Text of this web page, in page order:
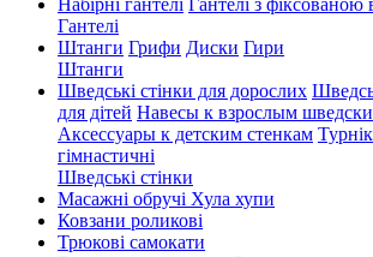
Гантелі
Штанги Грифи Диски Гири
Штанги
Шведські стінки для дорослих
для дітей Навесы к взрослым
Аксессуары к детским стенкам
гімнастичні
Шведські стінки
Масажні обручі Хула хупи
Ковзани роликові
Трюкові самокати